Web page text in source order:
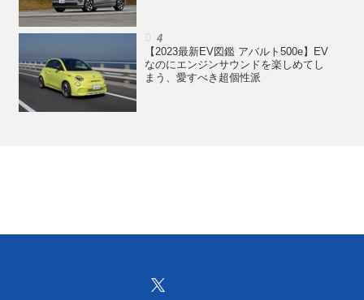
【2023最新EV図鑑 アバルト500e】EV
なのにエンジンサウンドを楽しめてし
まう、愛すべき超個性派